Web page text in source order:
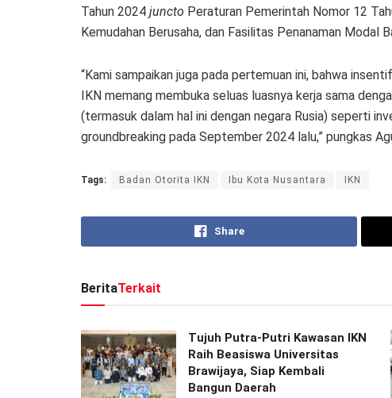
Tahun 2024 juncto Peraturan Pemerintah Nomor 12
Kemudahan Berusaha, dan Fasilitas Penanaman Modal
“Kami sampaikan juga pada pertemuan ini, bahwa
IKN memang membuka seluas luasnya kerja sama
(termasuk dalam hal ini dengan negara Rusia) seperti
groundbreaking pada September 2024 lalu,” pungkas
Tags: Badan Otorita IKN Ibu Kota Nusantara IKN
Share
BeritaTerkait
Tujuh Putra-Putri Kawasan IKN
Raih Beasiswa Universitas
Brawijaya, Siap Kembali
Bangun Daerah